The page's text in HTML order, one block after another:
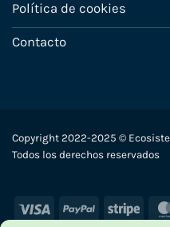
Política de cookies
Contacto
Copyright 2022-2025 ©
Todos los derechos reservados
Visa PayPal